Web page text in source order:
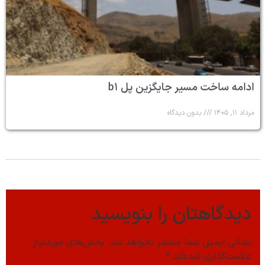
ادامه ساخت مسیر جایگزین پل b۱
مرداد ۱۱, ۱۴۰۵ بدون دیدگاه
دیدگاهتان را بنویسید
نشانی ایمیل شما منتشر نخواهد شد. بخش‌های موردنیاز
علامت‌گذاری شده‌اند *